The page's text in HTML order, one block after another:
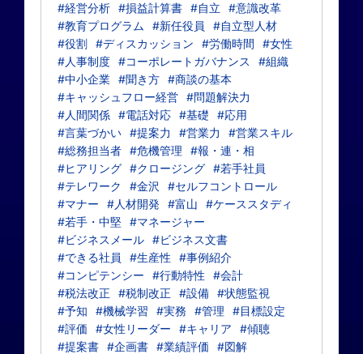
#経営分析 #損益計算書 #自立
#意識改革
#教育プログラム
#新任役員
#自立型人材
#役割 #ディスカッション #労働時間
#女性
#人事制度 #コーポレートガバナンス
#組織
#中小企業 #聞き方 #商談の基本
#キャッシュフロー経営 #問題解決力
#人間関係 #電話対応 #基礎
#応用
#言葉づかい #提案力 #営業力
#営業スキル
#総務担当者 #危機管理
#報・連・相
#ヒアリング #クロージング #若手社員
#テレワーク
#金沢
#セルフコントロール
#マナー
#人材開発 #富山
#ケーススタディ
#若手・中堅 #マネージャー
#ビジネスメール #ビジネス文書
#できる社員
#生産性
#事例紹介
#コンピテンシー
#行動特性
#会計
#税法改正
#税制改正 #設備 #状態監視
#予知
#機械学習 #実務 #管理
#目標設定
#評価
#女性リーダー #キャリア
#傾聴
#提案書 #企画書 #業績評価
#図解